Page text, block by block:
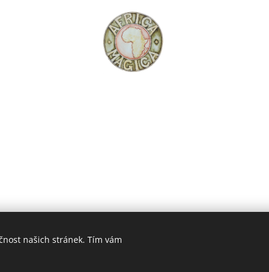
© 2024 Martin Šíl | Všechna práva vyhrazena
našich stránek. Tím vám